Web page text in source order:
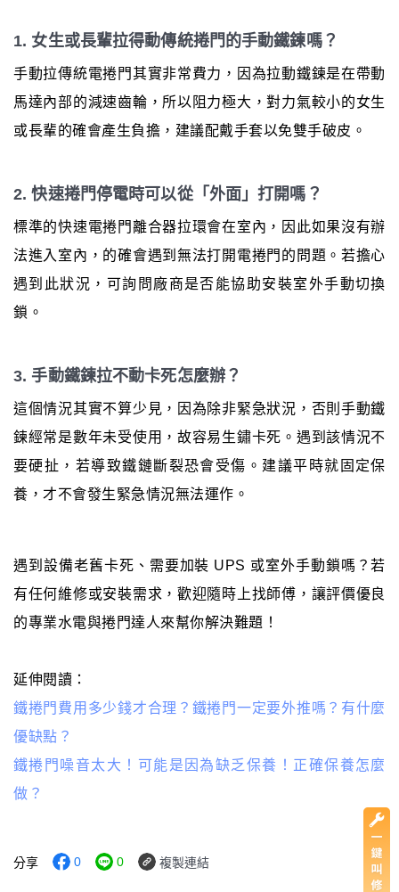
1. 女生或長輩拉得動傳統捲門的手動鐵鍊嗎？
手動拉傳統電捲門其實非常費力，因為拉動鐵鍊是在帶動
馬達內部的減速齒輪，所以阻力極大，對力氣較小的女生
或長輩的確會產生負擔，建議配戴手套以免雙手破皮。
2. 快速捲門停電時可以從「外面」打開嗎？
標準的快速電捲門離合器拉環會在室內，因此如果沒有辦
法進入室內，的確會遇到無法打開電捲門的問題。若擔心
遇到此狀況，可詢問廠商是否能協助安裝室外手動切換
鎖。
3. 手動鐵鍊拉不動卡死怎麼辦？
這個情況其實不算少見，因為除非緊急狀況，否則手動鐵
鍊經常是數年未受使用，故容易生鏽卡死。遇到該情況不
要硬扯，若導致鐵鏈斷裂恐會受傷。建議平時就固定保
養，才不會發生緊急情況無法運作。
遇到設備老舊卡死、需要加裝 UPS 或室外手動鎖嗎？若
有任何維修或安裝需求，歡迎隨時上找師傅，讓評價優良
的專業水電與捲門達人來幫你解決難題！
延伸閱讀：
鐵捲門費用多少錢才合理？鐵捲門一定要外推嗎？有什麼
優缺點？
鐵捲門噪音太大！可能是因為缺乏保養！正確保養怎麼
做？
分享 0 0 複製連結